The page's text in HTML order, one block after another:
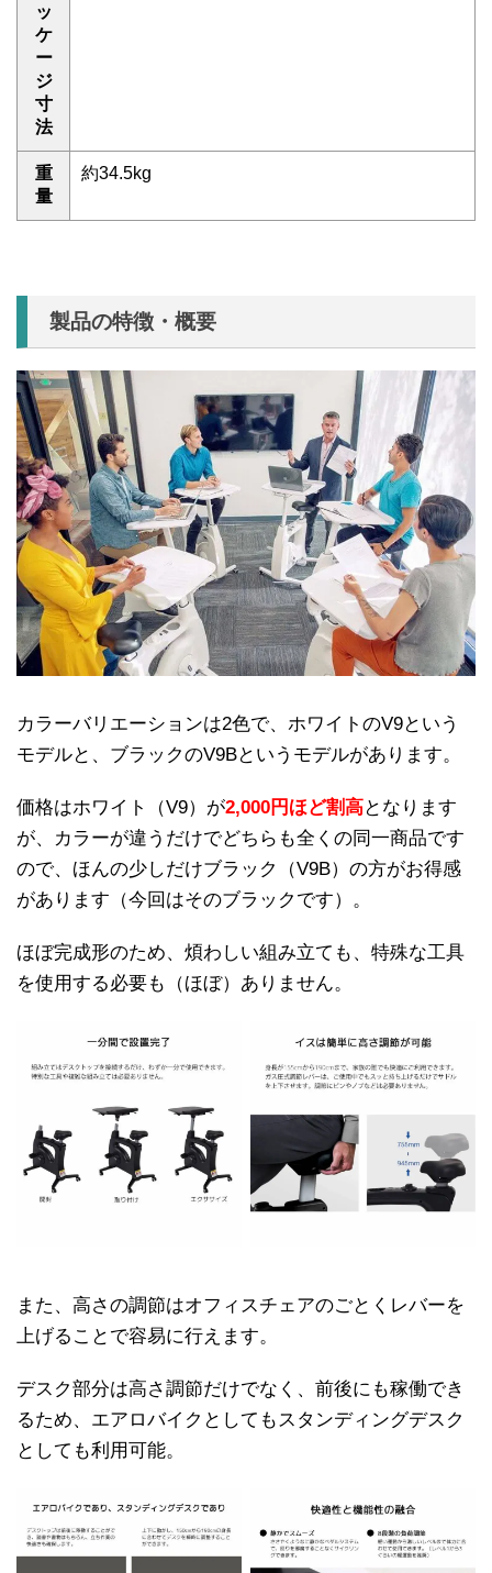
ッ
ケ
ー
ジ
寸
法
重
量
約34.5kg
製品の特徴・概要
カラーバリエーションは2色で、ホワイトのV9という
モデルと、ブラックのV9Bというモデルがあります。
価格はホワイト（V9）が2,000円ほど割高となります
が、カラーが違うだけでどちらも全くの同一商品です
ので、ほんの少しだけブラック（V9B）の方がお得感
があります（今回はそのブラックです）。
ほぼ完成形のため、煩わしい組み立ても、特殊な工具
を使用する必要も（ほぼ）ありません。
また、高さの調節はオフィスチェアのごとくレバーを
上げることで容易に行えます。
デスク部分は高さ調節だけでなく、前後にも稼働でき
るため、エアロバイクとしてもスタンディングデスク
としても利用可能。